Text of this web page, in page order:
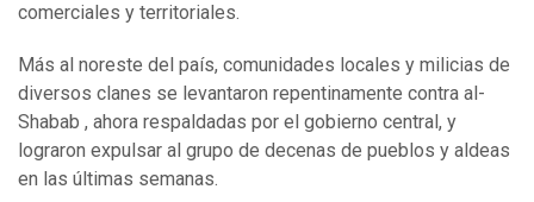
comerciales y territoriales.
Más al noreste del país, comunidades locales y milicias de
diversos clanes se levantaron repentinamente contra al-
Shabab , ahora respaldadas por el gobierno central, y
lograron expulsar al grupo de decenas de pueblos y aldeas
en las últimas semanas.